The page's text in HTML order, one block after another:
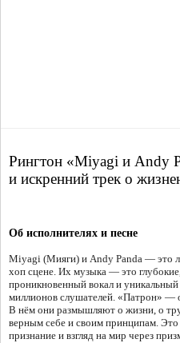
Рингтон «Miyagi и Andy
и искренний трек о
Об исполнителях и песне
Miyagi (Мияги) и Andy Panda — это
хоп сцене. Их музыка — это
проникновенный вокал и уникальный
миллионов слушателей. «Патрон» —
В нём они размышляют о жизни, о
верным себе и своим принципам. Это
признание и взгляд на мир через